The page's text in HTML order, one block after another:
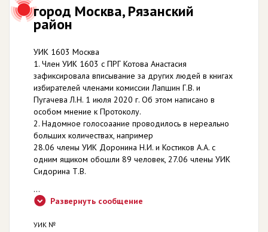
город Москва, Рязанский
район
УИК 1603 Москва
1. Член УИК 1603 с ПРГ Котова Анастасия
зафиксировала вписывание за других людей в книгах
избирателей членами комиссии Лапшин Г.В. и
Пугачева Л.Н. 1 июля 2020 г. Об этом написано в
особом мнение к Протоколу.
2. Надомное голосоаание проводилось в нереально
больших количествах, например
28.06 члены УИК Доронина Н.И. и Костиков А.А. с
одним ящиком обошли 89 человек, 27.06 члены УИК
Сидорина Т.В.
...
Развернуть сообщение
УИК №